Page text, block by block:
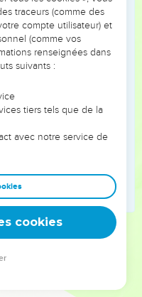
ceux qui
affirmes-tu, Israël :
droit passe inaperçu
? C'est le Dieu
de la terre. Il ne
intelligence est
fatigué et il multiplie les
les jeunes
renouvellent leur
traceurs (comme des
compte utilisateur) et
(comme vos
renseignées dans
suivants :
tiers tels que de la
avec notre service de
cookies